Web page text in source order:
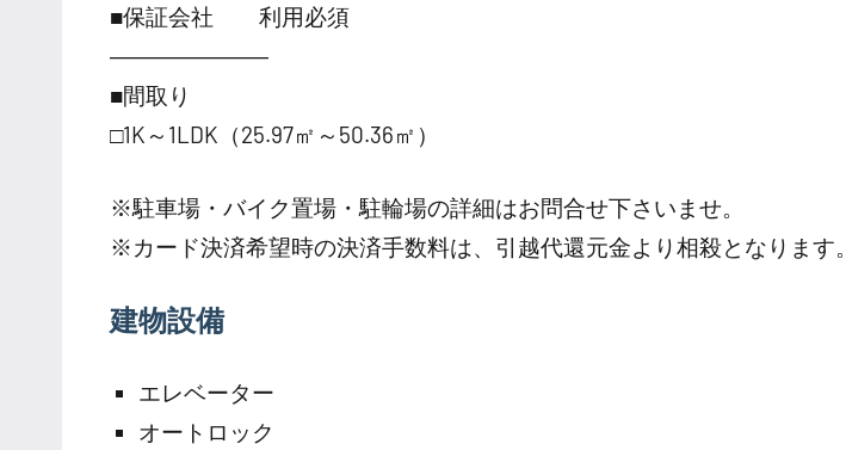
■保証会社 利用必須
―――――――
■間取り
□1K～1LDK（25.97㎡～50.36㎡）
※駐車場・バイク置場・駐輪場の詳細はお問合せ下さいませ。
※カード決済希望時の決済手数料は、引越代還元金より相殺となります。
建物設備
エレベーター
オートロック